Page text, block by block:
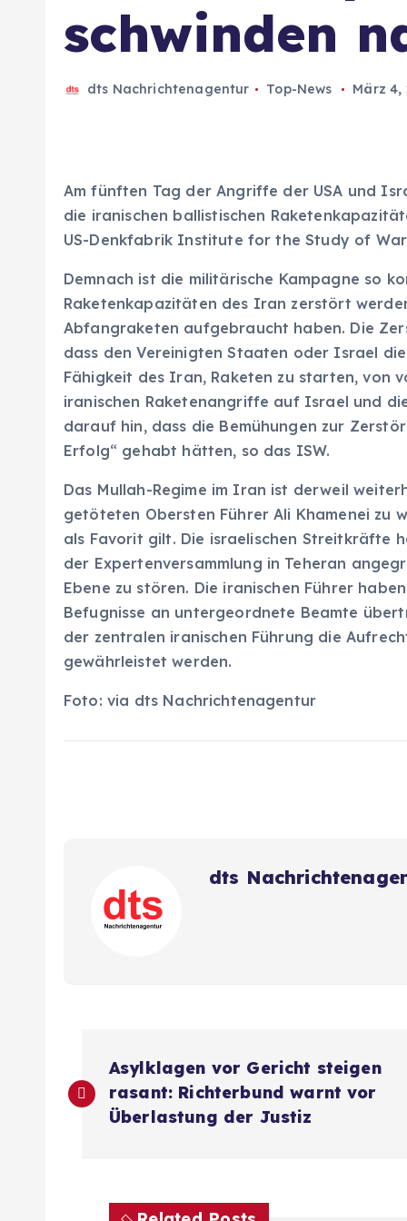
schwinden
dts Nachrichtenagentur Top-News März 4,
Am fünften Tag der Angriffe der USA und
die iranischen ballistischen
US-Denkfabrik Institute for the Study of War
Demnach ist die militärische Kampagne so
Raketenkapazitäten des Iran zerstört
Abfangraketen aufgebraucht haben. Die
dass den Vereinigten Staaten oder Israel
Fähigkeit des Iran, Raketen zu starten, von
iranischen Raketenangriffe auf Israel und
darauf hin, dass die Bemühungen zur
Erfolg“ gehabt hätten, so das ISW.
Das Mullah-Regime im Iran ist derweil
getöteten Obersten Führer Ali Khamenei zu
als Favorit gilt. Die israelischen Streitkräfte
der Expertenversammlung in Teheran
Ebene zu stören. Die iranischen Führer
Befugnisse an untergeordnete Beamte
der zentralen iranischen Führung die
gewährleistet werden.
Foto: via dts Nachrichtenagentur
dts
e
Asylklagen vor Gericht steigen
rasant: Richterbund warnt vor
Überlastung der Justiz